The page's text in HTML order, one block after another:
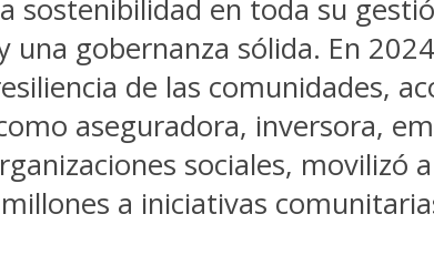
sostenibilidad en toda su
una gobernanza sólida. En
de las comunidades,
aseguradora, inversora,
sociales,
a iniciativas